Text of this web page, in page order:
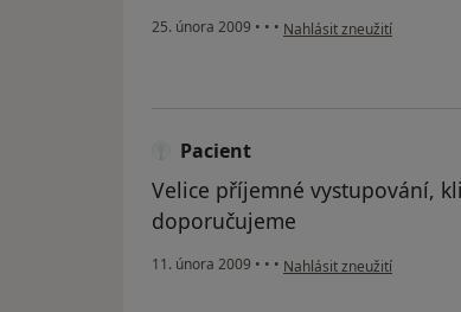
25. února 2009 • • • podle názoru uživatele
Nahlásit zneužití
Pacient
Velice příjemné vystupování,
doporučujeme
11. února 2009 • • • podle názoru uživatele
Nahlásit zneužití